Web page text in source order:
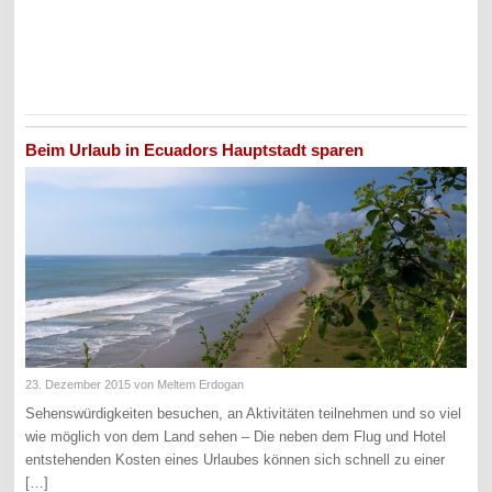
Beim Urlaub in Ecuadors Hauptstadt sparen
23. Dezember 2015 von Meltem Erdogan
Sehenswürdigkeiten besuchen, an Aktivitäten teilnehmen und so viel
wie möglich von dem Land sehen – Die neben dem Flug und Hotel
entstehenden Kosten eines Urlaubes können sich schnell zu einer
[…]